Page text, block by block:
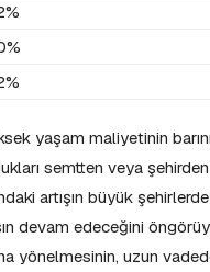
yaşam maliyetinin
semtten veya
artışın büyük
devam edeceğini
yönelmesinin, uzun